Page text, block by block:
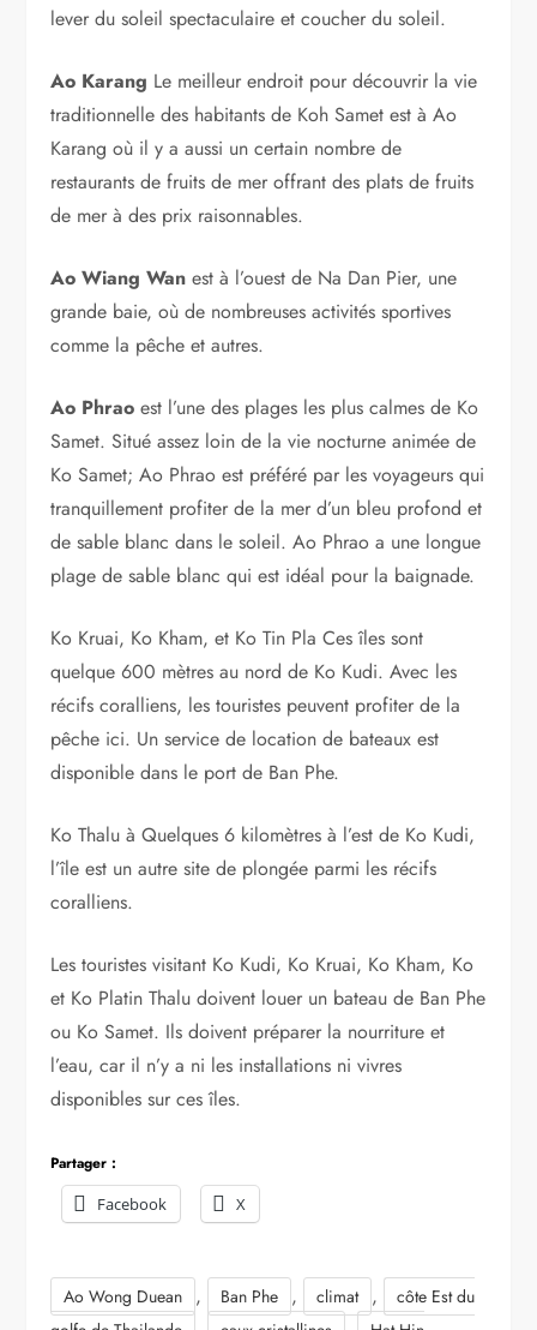
lever du soleil spectaculaire et coucher du soleil.
Ao Karang Le meilleur endroit pour découvrir la vie
traditionnelle des habitants de Koh Samet est à Ao
Karang où il y a aussi un certain nombre de
restaurants de fruits de mer offrant des plats de fruits
de mer à des prix raisonnables.
Ao Wiang Wan est à l’ouest de Na Dan Pier, une
grande baie, où de nombreuses activités sportives
comme la pêche et autres.
Ao Phrao est l’une des plages les plus calmes de Ko
Samet. Situé assez loin de la vie nocturne animée de
Ko Samet; Ao Phrao est préféré par les voyageurs qui
tranquillement profiter de la mer d’un bleu profond et
de sable blanc dans le soleil. Ao Phrao a une longue
plage de sable blanc qui est idéal pour la baignade.
Ko Kruai, Ko Kham, et Ko Tin Pla Ces îles sont
quelque 600 mètres au nord de Ko Kudi. Avec les
récifs coralliens, les touristes peuvent profiter de la
pêche ici. Un service de location de bateaux est
disponible dans le port de Ban Phe.
Ko Thalu à Quelques 6 kilomètres à l’est de Ko Kudi,
l’île est un autre site de plongée parmi les récifs
coralliens.
Les touristes visitant Ko Kudi, Ko Kruai, Ko Kham, Ko
et Ko Platin Thalu doivent louer un bateau de Ban Phe
ou Ko Samet. Ils doivent préparer la nourriture et
l’eau, car il n’y a ni les installations ni vivres
disponibles sur ces îles.
Partager :
Facebook
X
Ao Wong Duean , Ban Phe , climat ,
côte Est du